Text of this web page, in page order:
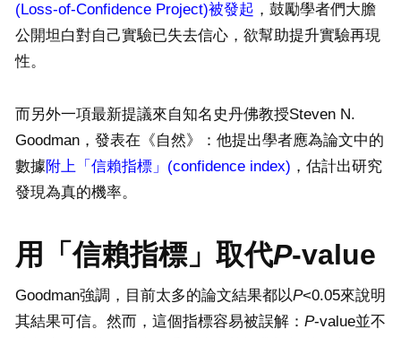
(Loss-of-Confidence Project)被發起 ，鼓勵學者們大膽
公開坦白對自己實驗已失去信心，欲幫助提升實驗再現
性。
而另外一項最新提議來自知名史丹佛教授Steven N.
Goodman，發表在《自然》：他提出學者應為論文中的
數據 附上「信賴指標」(confidence index) ，估計出研究
發現為真的機率。
用「信賴指標」取代P-value
Goodman強調，目前太多的論文結果都以P<0.05來說明
其結果可信。然而，這個指標容易被誤解： P-value並不